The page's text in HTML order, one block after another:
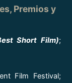
Premios y
Short Film);
Film Festival;